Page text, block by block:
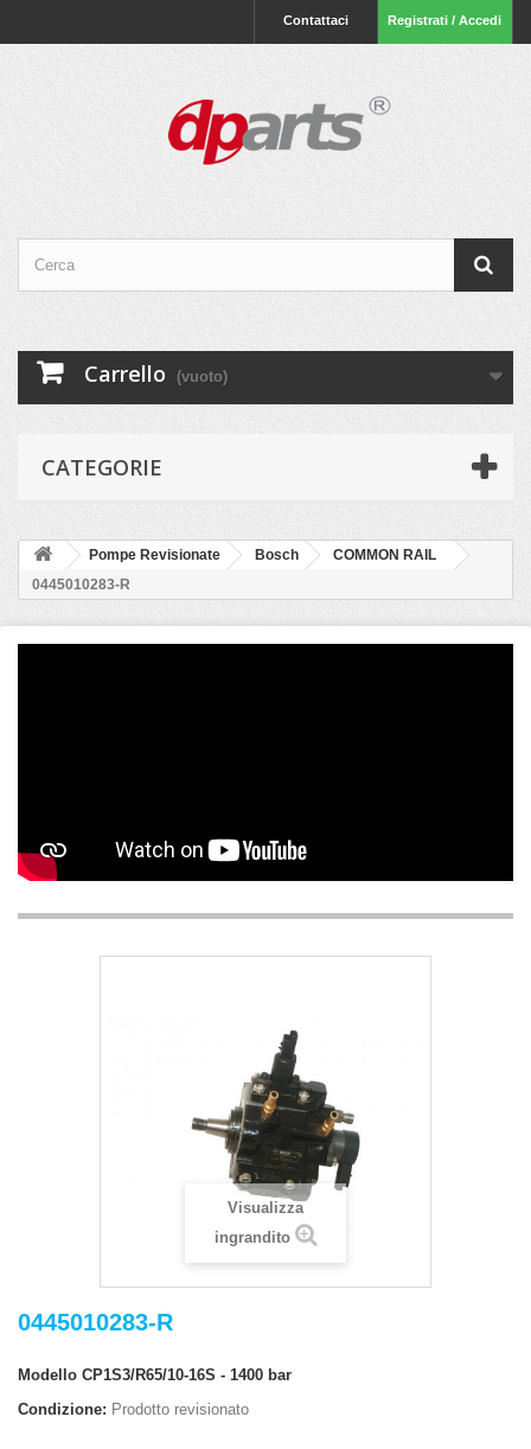
Registrati / Accedi
Contattaci
Carrello (vuoto)
CATEGORIE
Pompe Revisionate Bosch
COMMON RAIL
0445010283-R
Visualizza
ingrandito
0445010283-R
Modello CP1S3/R65/10-16S - 1400 bar
Condizione: Prodotto revisionato